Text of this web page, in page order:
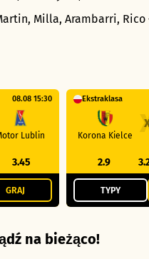
Milla, Arambarri, Rico
08.08 15:30
Lublin
3.45
GRAJ
Ekstraklasa
Korona Kielce
2.9
TYPY
na bieżąco!